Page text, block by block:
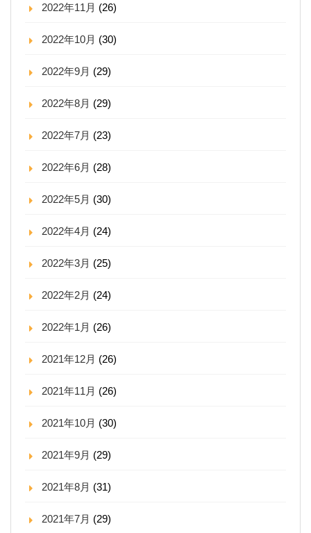
2022年11月 (26)
2022年10月 (30)
2022年9月 (29)
2022年8月 (29)
2022年7月 (23)
2022年6月 (28)
2022年5月 (30)
2022年4月 (24)
2022年3月 (25)
2022年2月 (24)
2022年1月 (26)
2021年12月 (26)
2021年11月 (26)
2021年10月 (30)
2021年9月 (29)
2021年8月 (31)
2021年7月 (29)